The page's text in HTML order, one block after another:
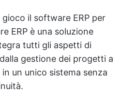
il software ERP per
ERP è una soluzione
tutti gli aspetti di
gestione dei progetti a
un unico sistema senza